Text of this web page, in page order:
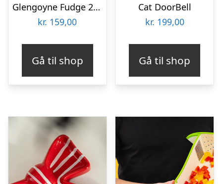
Glengoyne Fudge 250 gram
kr. 159,00
Gå til shop
Cat DoorBell
kr. 199,00
Gå til shop